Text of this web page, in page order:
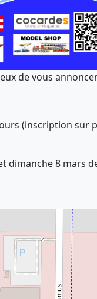
de vous
(inscription sur
dimanche 8 mars